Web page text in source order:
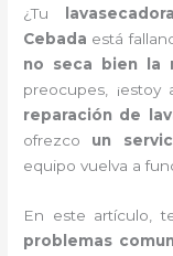
¿Tu
Cebada está
no seca bien la
preocupes,
reparación de
ofrezco un
equipo vuelva a
En este artículo,
problemas